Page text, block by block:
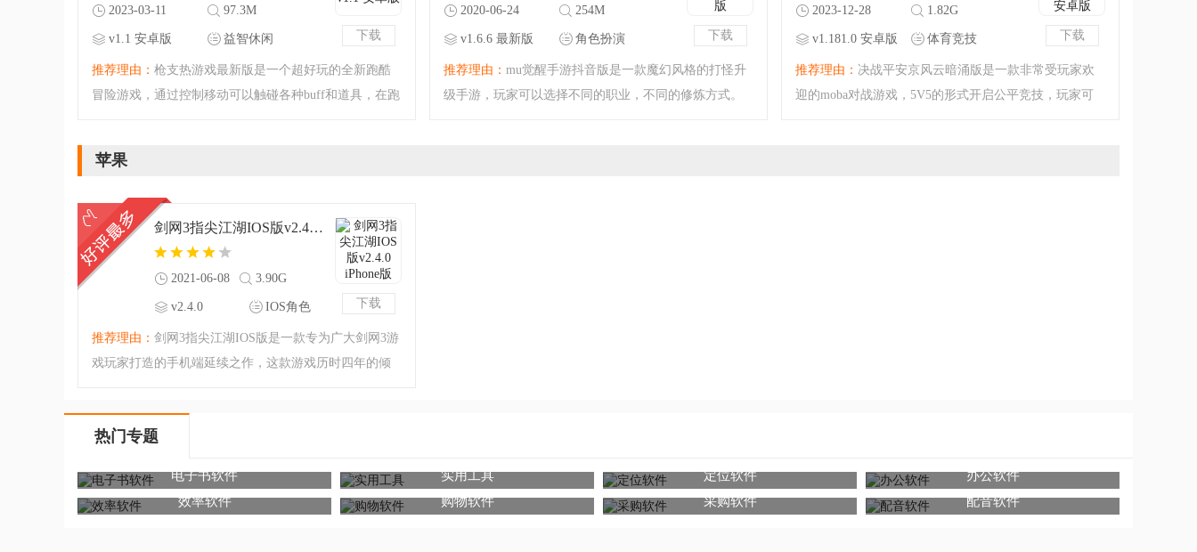
下载
2023-03-11 97.3M
v1.1 安卓版 益智休闲
推荐理由： 枪支热游戏最新版是一个超好玩的全新跑酷
冒险游戏，通过控制移动可以触碰各种buff和道具，在跑
下载
2020-06-24 254M
v1.6.6 最新版 角色扮演
推荐理由： mu觉醒手游抖音版是一款魔幻风格的打怪升
级手游，玩家可以选择不同的职业，不同的修炼方式。
下载
2023-12-28 1.82G
v1.181.0 安卓版 体育竞技
推荐理由： 决战平安京风云暗涌版是一款非常受玩家欢
迎的moba对战游戏，5V5的形式开启公平竞技，玩家可
苹果
下载
剑网3指尖江湖IOS版v2.4.0 iPhone版
2021-06-08 3.90G
v2.4.0
IOS角色
推荐理由： 剑网3指尖江湖IOS版是一款专为广大剑网3游
戏玩家打造的手机端延续之作，这款游戏历时四年的倾
网游戏的最初感动，让您在手机端上再续前缘，给您带
来最唯美的武侠手游
热门专题
电子书软件 实用工具 定位软件
办公软件
效率软件
购物软件 采购软件 配音软件